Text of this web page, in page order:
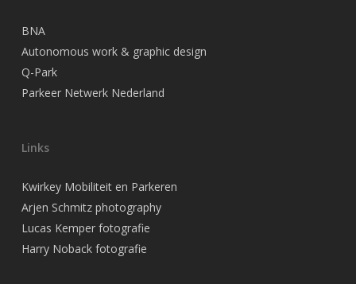
BNA
Autonomous work & graphic design
Q-Park
Parkeer Netwerk Nederland
Links
Kwirkey Mobiliteit en Parkeren
Arjen Schmitz photography
Lucas Kemper fotografie
Harry Noback fotografie